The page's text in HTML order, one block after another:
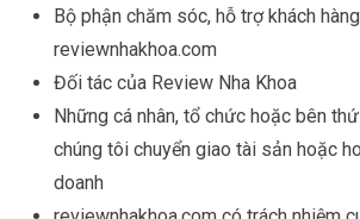
Bộ phận chăm sóc, hỗ trợ khách
reviewnhakhoa.com
Đối tác của Review Nha Khoa
Những cá nhân, tổ chức hoặc bên
chúng tôi chuyển giao tài sản hoặc
doanh